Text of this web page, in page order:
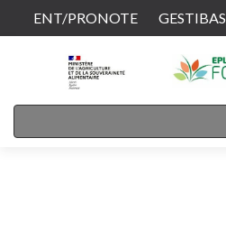
ENT/PRONOTE